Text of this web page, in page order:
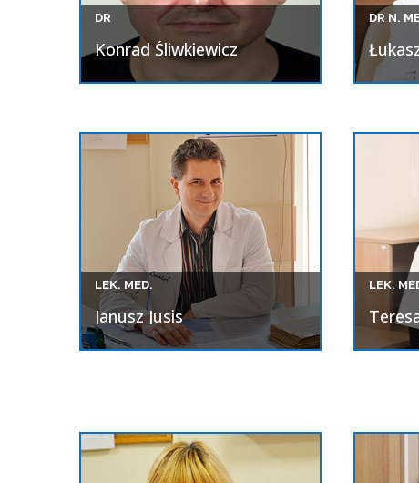
DR
Konrad Śliwkiewicz
DR N.
LEK. MED.
Janusz Jusis
LEK.